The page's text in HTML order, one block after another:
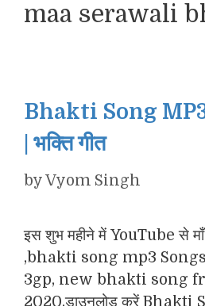
maa serawali
Bhakti Song
| भक्ति गीत
byVyom Singh
इस शुभ महीने में YouTube से माँ
,bhakti song mp3
3gp, new bhakti song
2020,डाउनलोड करें Bhakti